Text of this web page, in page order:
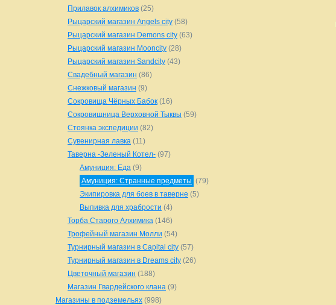
Прилавок алхимиков (25)
Рыцарский магазин Angels city (58)
Рыцарский магазин Demons city (63)
Рыцарский магазин Mooncity (28)
Рыцарский магазин Sandcity (43)
Свадебный магазин (86)
Снежковый магазин (9)
Сокровища Чёрных Бабок (16)
Сокровищница Верховной Тыквы (59)
Стоянка экспедиции (82)
Сувенирная лавка (11)
Таверна -Зеленый Котел- (97)
Амуниция: Еда (9)
Амуниция: Странные предметы (79)
Экипировка для боев в таверне (5)
Выпивка для храбрости (4)
Торба Старого Алхимика (146)
Трофейный магазин Молли (54)
Турнирный магазин в Capital city (57)
Турнирный магазин в Dreams city (26)
Цветочный магазин (188)
Магазин Гвардейского клана (9)
Магазины в подземельях (998)